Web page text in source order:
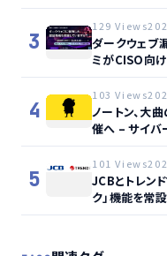
3
129 Views
ダークウェブ
ミがCISO向
4
103 Views
ノートン、大
催へ – サイバ
5
101 Views
JCBとトレン
ク」機能を常